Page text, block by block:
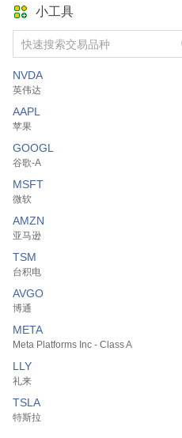
小工具
NVDA
英伟达
AAPL
苹果
GOOGL
谷歌-A
MSFT
微软
AMZN
亚马逊
TSM
台积电
AVGO
博通
META
Meta Platforms Inc - Class A
LLY
礼来
TSLA
特斯拉